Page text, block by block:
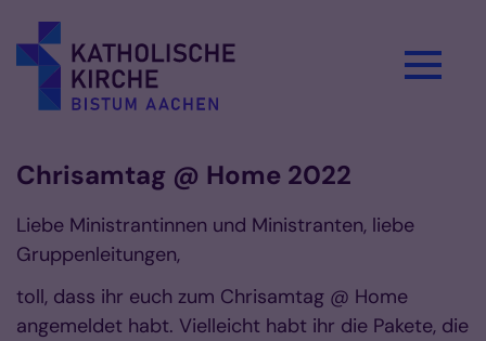
Chrisamtag @ Home 2022
Liebe Ministrantinnen und Ministranten, liebe
Gruppenleitungen,
toll, dass ihr euch zum Chrisamtag @ Home
angemeldet habt. Vielleicht habt ihr die Pakete, die